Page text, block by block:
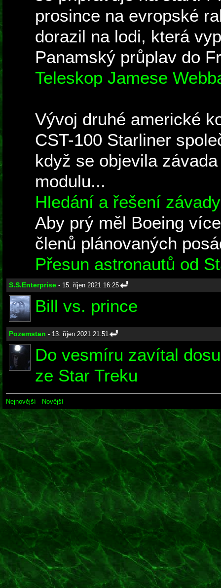
prosince na evropské
dorazil na lodi, která
Panamský průplav do
Teleskop Jamese
Vývoj druhé americké
CST-100 Starliner
když se objevila
modulu...
Hledání a řešení
Aby prý měl Boeing
členů plánovaných
Přesun astronautů od
S.S.Enterprise - 15. říjen 2021 16:25
Bill vs. prince
Pozemstan - 13. říjen 2021 21:51
Do vesmíru zavítal
ze Star Treku
Nejnovější Novější